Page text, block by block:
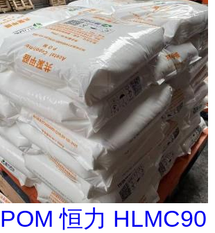
POM 恒力 HLMC90